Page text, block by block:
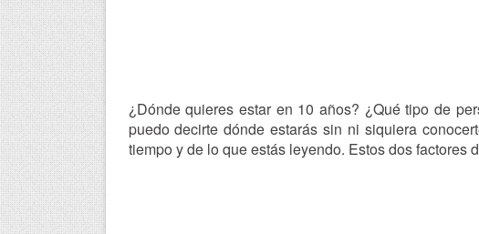
¿Dónde quieres estar en 10 años? ¿Qué tipo de
puedo decirte dónde estarás sin ni siquiera
tiempo y de lo que estás leyendo. Estos dos factores